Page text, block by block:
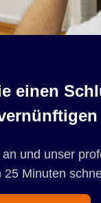
einen
und unser
25 Minuten